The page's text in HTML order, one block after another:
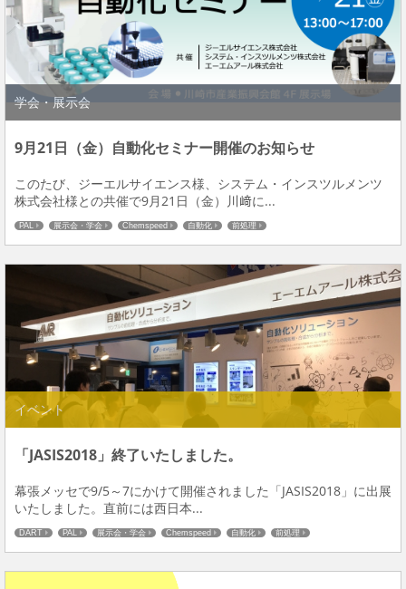
学会・展示会
9月21日（金）自動化セミナー開催のお知らせ
このたび、ジーエルサイエンス様、システム・インスツルメンツ
株式会社様との共催で9月21日（金）川﨑に...
PAL 展示会・学会 Chemspeed 自動化 前処理
イベント
「JASIS2018」終了いたしました。
幕張メッセで9/5～7にかけて開催されました「JASIS2018」に出展
いたしました。直前には西日本...
DART PAL 展示会・学会 Chemspeed 自動化 前処理